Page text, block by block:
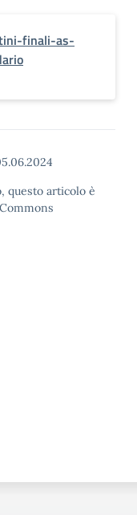
finali-as-
questo articolo è